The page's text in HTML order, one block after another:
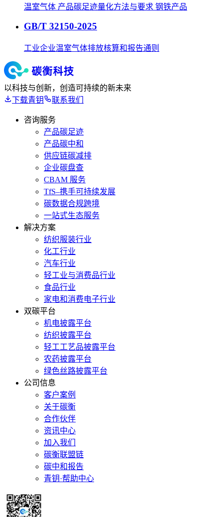
温室气体 产品碳足迹量化方法与要求 钢铁产品
GB/T 32150-2025
工业企业温室气体排放核算和报告通则
以科技与创新，创造可持续的新未来
下载青钥
联系我们
咨询服务
产品碳足迹
产品碳中和
供应链碳减排
企业碳盘查
CBAM 服务
TfS–携手可持续发展
碳数据合规跨境
一站式生态服务
解决方案
纺织服装行业
化工行业
汽车行业
轻工业与消费品行业
食品行业
家电和消费电子行业
双碳平台
机电披露平台
纺织披露平台
轻工工艺品披露平台
农药披露平台
绿色丝路披露平台
公司信息
客户案例
关于碳衡
合作伙伴
资讯中心
加入我们
碳衡联盟链
碳中和报告
青钥·帮助中心